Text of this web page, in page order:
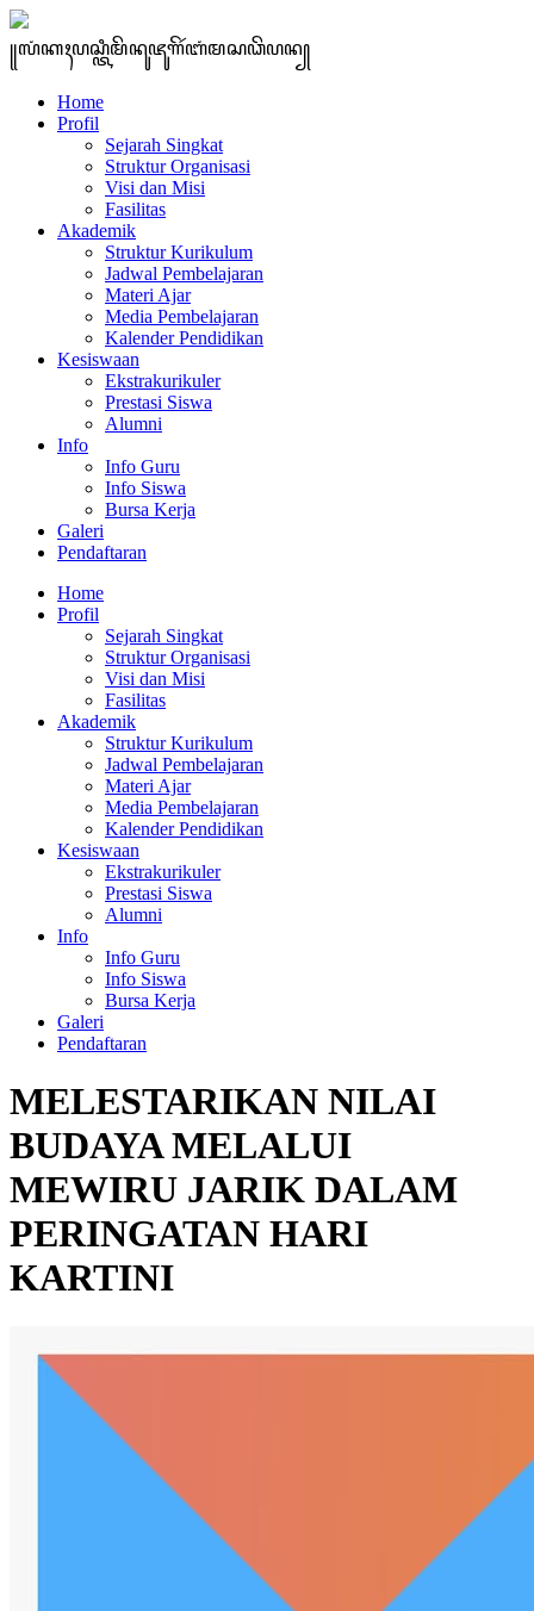
꧋ꦭꦁꦏꦃꦥꦱ꧀ꦠꦶꦩꦼꦤꦸꦗꦸꦒꦼꦂꦧꦁꦩꦱꦣꦼꦥꦤ꧀
Home
Profil
Sejarah Singkat
Struktur Organisasi
Visi dan Misi
Fasilitas
Akademik
Struktur Kurikulum
Jadwal Pembelajaran
Materi Ajar
Media Pembelajaran
Kalender Pendidikan
Kesiswaan
Ekstrakurikuler
Prestasi Siswa
Alumni
Info
Info Guru
Info Siswa
Bursa Kerja
Galeri
Pendaftaran
Home
Profil
Sejarah Singkat
Struktur Organisasi
Visi dan Misi
Fasilitas
Akademik
Struktur Kurikulum
Jadwal Pembelajaran
Materi Ajar
Media Pembelajaran
Kalender Pendidikan
Kesiswaan
Ekstrakurikuler
Prestasi Siswa
Alumni
Info
Info Guru
Info Siswa
Bursa Kerja
Galeri
Pendaftaran
MELESTARIKAN NILAI
BUDAYA MELALUI
MEWIRU JARIK DALAM
PERINGATAN HARI
KARTINI